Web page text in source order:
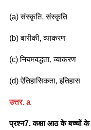
(a) संस्कृति, संस्कृति
(b) बारीकी, व्याकरण
(c) नियमबद्धता, व्याकरण
(d) ऐतिहासिकता, इतिहास
उत्तर. a
प्रश्न7. कक्षा आठ के बच्चों